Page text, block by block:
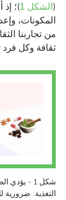
(الشكل 1
)؛
المكونات،
من تجاربنا
ثقافة وكل فرد
التغذية: